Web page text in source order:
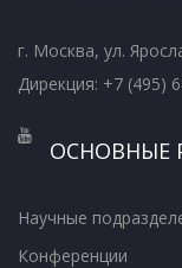
г. Москва, ул.
Дирекция: +7 (495)
ОСНОВНЫЕ
Научные
Конференции